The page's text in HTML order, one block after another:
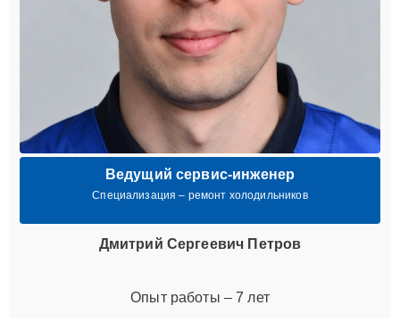
Ведущий сервис-инженер
Специализация – ремонт холодильников
Дмитрий Сергеевич Петров
Опыт работы – 7 лет